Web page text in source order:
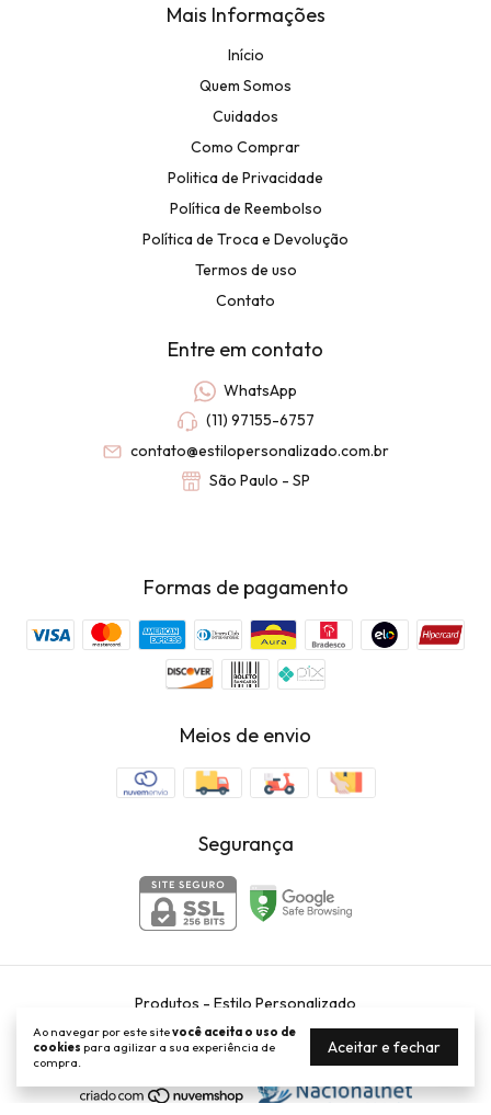
Ao navegar por este sitevocê aceita o uso de
cookies para agilizar a sua experiência de
compra.
Aceitar e fechar
Mais Informações
Início
Quem Somos
Cuidados
Como Comprar
Politica de Privacidade
Política de Reembolso
Política de Troca e Devolução
Termos de uso
Contato
Entre em contato
WhatsApp
(11) 97155-6757
contato@estilopersonalizado.com.br
São Paulo - SP
Formas de pagamento
Meios de envio
Segurança
Produtos - Estilo Personalizado
©2026. Estilo Personalizado Comércio de Acessórios LTDA -
51399508000145. Todos os direitos reservados.